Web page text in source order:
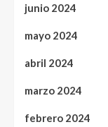
junio 2024
mayo 2024
abril 2024
marzo 2024
febrero 2024